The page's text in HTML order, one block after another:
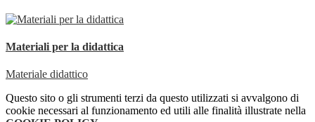
Materiali per la didattica
Materiale didattico
Questo sito o gli strumenti terzi da questo utilizzati si avvalgono di
cookie necessari al funzionamento ed utili alle finalità illustrate nella